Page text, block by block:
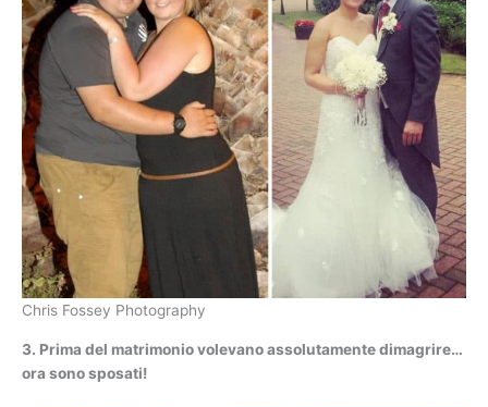
Chris Fossey Photography
3. Prima del matrimonio volevano assolutamente dimagrire…
ora sono sposati!